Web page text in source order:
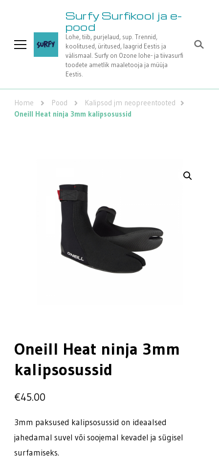
Surfy Surfikool ja e-
pood
Lohe, tiib, purjelaud, sup. Trennid,
koolitused, üritused, laagrid Eestis ja
välismaal. Surfy on Ozone lohe- ja tiivasurfi
toodete ametlik maaletooja ja müüja
Eestis.
Home Pood
Kalipsod jm neopreentooted
Oneill Heat ninja 3mm kalipsosussid
Oneill Heat ninja 3mm
kalipsosussid
€45.00
3mm paksused kalipsosussid on ideaalsed
jahedamal suvel või soojemal kevadel ja sügisel
surfamiseks.